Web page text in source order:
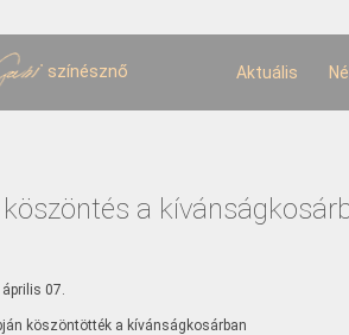
színésznő Aktuális
a
07.
köszöntötték a kívánságkosárban